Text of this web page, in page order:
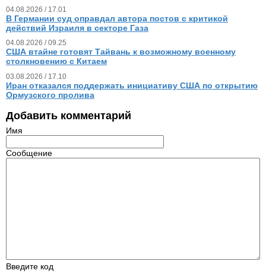
04.08.2026 / 17.01
В Германии суд оправдал автора постов с критикой
действий Израиля в секторе Газа
04.08.2026 / 09.25
США втайне готовят Тайвань к возможному военному
столкновению с Китаем
03.08.2026 / 17.10
Иран отказался поддержать инициативу США по открытию
Ормузского пролива
Добавить комментарий
Имя
Сообщение
Введите код